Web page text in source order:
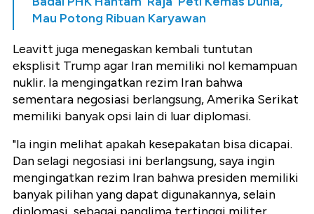
Mau Potong Ribuan Karyawan
Leavitt juga menegaskan kembali tuntutan
eksplisit Trump agar Iran memiliki nol kemampuan
nuklir. Ia mengingatkan rezim Iran bahwa
sementara negosiasi berlangsung, Amerika Serikat
memiliki banyak opsi lain di luar diplomasi.
"Ia ingin melihat apakah kesepakatan bisa dicapai.
Dan selagi negosiasi ini berlangsung, saya ingin
mengingatkan rezim Iran bahwa presiden memiliki
banyak pilihan yang dapat digunakannya, selain